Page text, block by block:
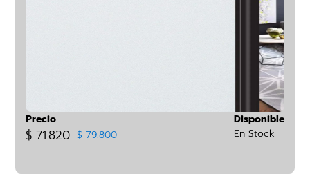
Precio
$ 71.820 $ 79.800
Disponible
En Stock